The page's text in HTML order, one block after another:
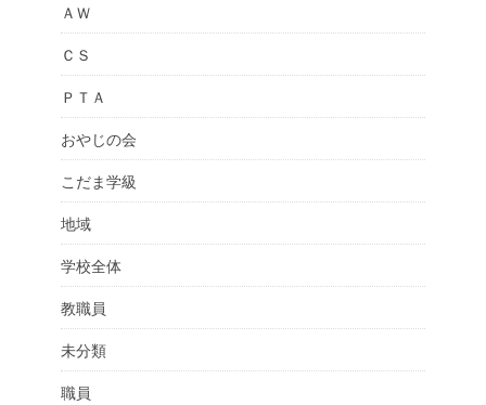
ＡＷ
ＣＳ
ＰＴＡ
おやじの会
こだま学級
地域
学校全体
教職員
未分類
職員